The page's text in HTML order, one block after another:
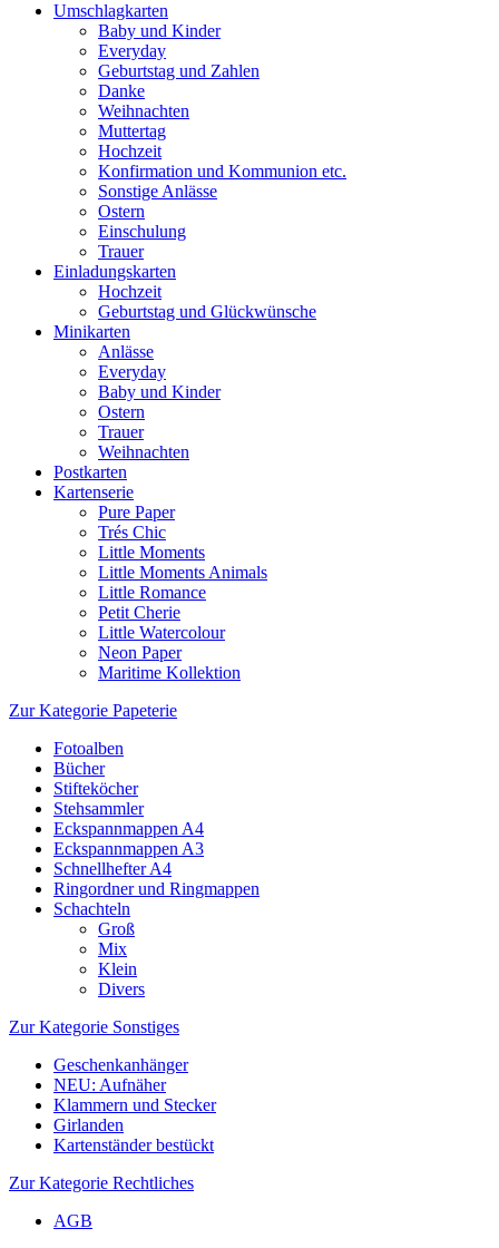
Umschlagkarten
Baby und Kinder
Everyday
Geburtstag und Zahlen
Danke
Weihnachten
Muttertag
Hochzeit
Konfirmation und Kommunion etc.
Sonstige Anlässe
Ostern
Einschulung
Trauer
Einladungskarten
Hochzeit
Geburtstag und Glückwünsche
Minikarten
Anlässe
Everyday
Baby und Kinder
Ostern
Trauer
Weihnachten
Postkarten
Kartenserie
Pure Paper
Trés Chic
Little Moments
Little Moments Animals
Little Romance
Petit Cherie
Little Watercolour
Neon Paper
Maritime Kollektion
Zur Kategorie Papeterie
Fotoalben
Bücher
Stifteköcher
Stehsammler
Eckspannmappen A4
Eckspannmappen A3
Schnellhefter A4
Ringordner und Ringmappen
Schachteln
Groß
Mix
Klein
Divers
Zur Kategorie Sonstiges
Geschenkanhänger
NEU: Aufnäher
Klammern und Stecker
Girlanden
Kartenständer bestückt
Zur Kategorie Rechtliches
AGB